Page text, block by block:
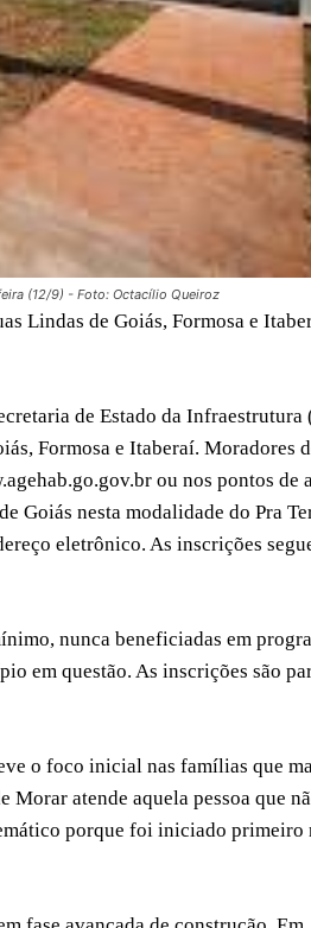
(12/9) - Foto: Octacílio Queiroz
Lindas de Goiás, Formosa e
de Estado da Infraestrutura
Formosa e Itaberaí. Moradores
ou nos pontos de
Goiás nesta modalidade do Pra
eletrônico. As inscrições
nunca beneficiadas em
em questão. As inscrições são
o foco inicial nas famílias que
Morar atende aquela pessoa que
porque foi iniciado